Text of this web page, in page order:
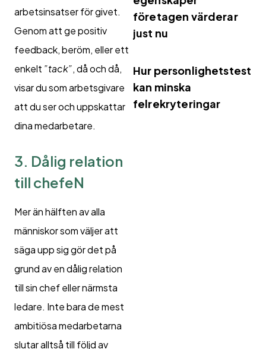
arbetsinsatser för givet.
Genom att ge positiv
feedback, beröm, eller ett
enkelt ”tack”, då och då,
visar du som arbetsgivare
att du ser och uppskattar
dina medarbetare.
3. Dålig relation
till chefeN
Mer än hälften av alla
människor som väljer att
säga upp sig gör det på
grund av en dålig relation
till sin chef eller närmsta
ledare. Inte bara de mest
ambitiösa medarbetarna
slutar alltså till följd av
företagen värderar
just nu
Hur personlighetstest
kan minska
felrekryteringar